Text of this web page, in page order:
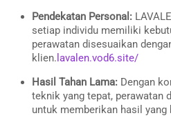
Pendekatan Personal:
setiap individu memiliki
perawatan disesuaikan
klien. lavalen.vod6.site/
Hasil Tahan Lama: Dengan
teknik yang tepat, perawatan
untuk memberikan hasil yang